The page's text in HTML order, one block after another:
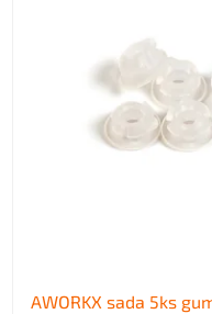
AWORKX sada 5ks